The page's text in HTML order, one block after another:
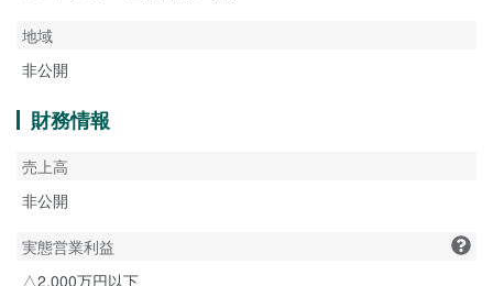
地域
非公開
財務情報
売上高
非公開
実態営業利益
△2,000万円以下